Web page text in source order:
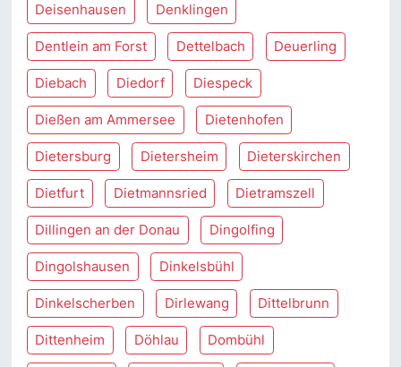
Deisenhausen Denklingen
Dentlein am Forst Dettelbach Deuerling
Diebach Diedorf Diespeck
Dießen am Ammersee Dietenhofen
Dietersburg Dietersheim Dieterskirchen
Dietfurt Dietmannsried Dietramszell
Dillingen an der Donau Dingolfing
Dingolshausen Dinkelsbühl
Dinkelscherben Dirlewang Dittelbrunn
Dittenheim Döhlau Dombühl